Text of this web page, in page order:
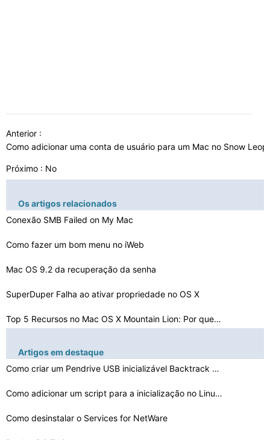
Anterior :
Como adicionar uma conta de usuário para um Mac no Snow
Próximo : No
Os artigos relacionados
Conexão SMB Failed on My Mac
Como fazer um bom menu no iWeb
Mac OS 9.2 da recuperação da senha
SuperDuper Falha ao ativar propriedade no OS X
Top 5 Recursos no Mac OS X Mountain Lion: Por que atual…
Como usar o iSync com o Samsung Captivate
Como usar um Mac Mini como um DVR
Como alterar o tamanho de um Mac Acesso Bandeira
Artigos em destaque
Como criar um Pendrive USB inicializável Backtrack sem…
Como adicionar um script para a inicialização no Linu…
Como desinstalar o Services for NetWare